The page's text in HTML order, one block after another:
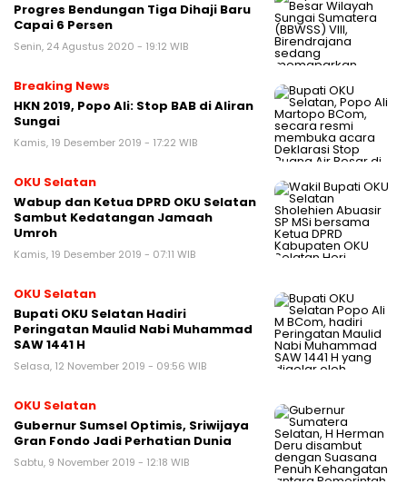
Progres Bendungan Tiga Dihaji Baru
Capai 6 Persen
Senin, 24 Agustus 2020 - 19:12 WIB
Breaking News
HKN 2019, Popo Ali: Stop BAB di Aliran
Sungai
Kamis, 19 Desember 2019 - 17:22 WIB
OKU Selatan
Wabup dan Ketua DPRD OKU Selatan
Sambut Kedatangan Jamaah
Umroh
Kamis, 19 Desember 2019 - 07:11 WIB
OKU Selatan
Bupati OKU Selatan Hadiri
Peringatan Maulid Nabi Muhammad
SAW 1441 H
Selasa, 12 November 2019 - 09:56 WIB
OKU Selatan
Gubernur Sumsel Optimis, Sriwijaya
Gran Fondo Jadi Perhatian Dunia
Sabtu, 9 November 2019 - 12:18 WIB